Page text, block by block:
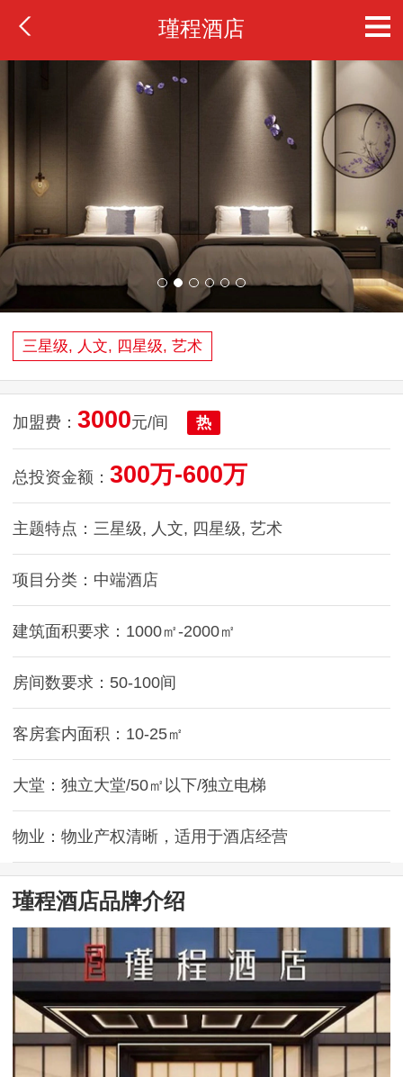
瑾程酒店
三星级, 人文, 四星级, 艺术
加盟费： 3000元/间 热
总投资金额： 300万-600万
主题特点：三星级, 人文, 四星级, 艺术
项目分类：中端酒店
建筑面积要求：1000㎡-2000㎡
房间数要求：50-100间
客房套内面积：10-25㎡
大堂：独立大堂/50㎡以下/独立电梯
物业：物业产权清晰，适用于酒店经营
瑾程酒店品牌介绍